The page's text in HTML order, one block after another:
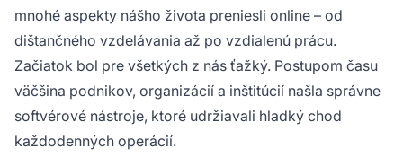
mnohé aspekty nášho života preniesli online – od
dištančného vzdelávania až po vzdialenú prácu.
Začiatok bol pre všetkých z nás ťažký. Postupom času
väčšina podnikov, organizácií a inštitúcií našla správne
softvérové nástroje, ktoré udržiavali hladký chod
každodenných operácií.